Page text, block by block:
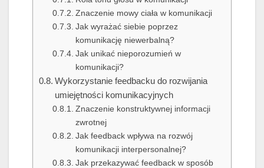
Znaczenie mowy ciała w komunikacji
Jak wyrażać siebie poprzez
komunikację niewerbalną?
Jak unikać nieporozumień w
komunikacji?
Wykorzystanie feedbacku do rozwijania
umiejętności komunikacyjnych
Znaczenie konstruktywnej informacji
zwrotnej
Jak feedback wpływa na rozwój
komunikacji interpersonalnej?
Jak przekazywać feedback w sposób